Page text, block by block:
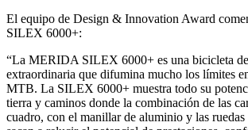
El equipo de Design & Innovation Award
SILEX 6000+:
“La MERIDA SILEX 6000+ es una bicicleta
extraordinaria que difumina mucho los límites
MTB. La SILEX 6000+ muestra todo su
tierra y caminos donde la combinación de las
cuadro, con el manillar de aluminio y las